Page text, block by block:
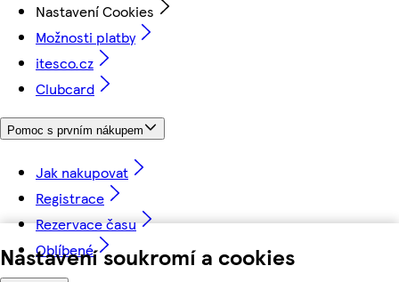
Nastavení soukromí a cookies
Nastavení Cookies
Možnosti platby
itesco.cz
Clubcard
Pomoc s prvním nákupem
Jak nakupovat
Registrace
Rezervace času
Oblíbené